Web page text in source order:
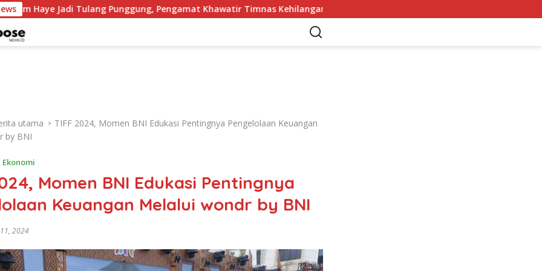
Tulang Punggung, Pengamat Khawatir Timnas Kehilangan Arah Tanpanya
utama
TIFF 2024, Momen BNI Edukasi Pentingnya Pengelolaan Keuangan
by BNI
Ekonomi
Momen BNI Edukasi Pentingnya
Keuangan Melalui wondr by BNI
2024